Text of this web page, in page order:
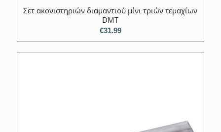
Σετ ακονιστηριών διαμαντιού μίνι τριών τεμαχίων
DMT
€31.99